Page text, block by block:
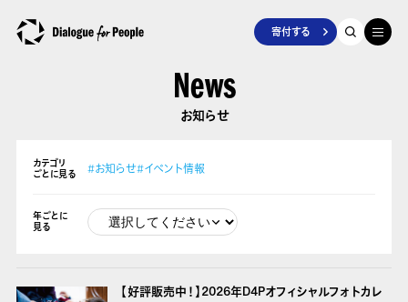
寄付する
News
お知らせ
カテゴリ
ごとに見る
#お知らせ#イベント情報
年ごとに
見る
【好評販売中！】2026年D4Pオフィシャルフォトカレ